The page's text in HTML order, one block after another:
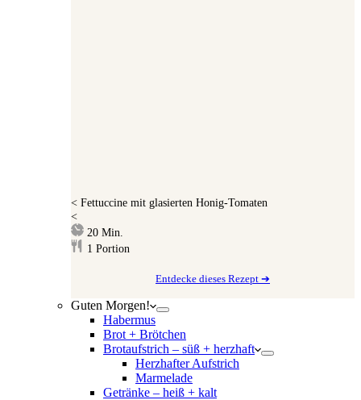
< Fettuccine mit glasierten Honig-Tomaten
<
20Minuten
Min.
1 Portion
Entdecke dieses Rezept ➔
Guten Morgen!
Habermus
Brot + Brötchen
Brotaufstrich – süß + herzhaft
Herzhafter Aufstrich
Marmelade
Getränke – heiß + kalt